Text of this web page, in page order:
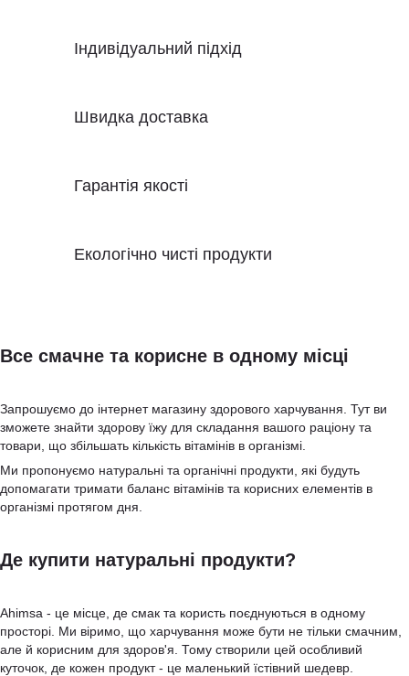
Індивідуальний підхід
Швидка доставка
Гарантія якості
Екологічно чисті продукти
Все смачне та корисне в одному місці
Запрошуємо до інтернет магазину здорового харчування. Тут ви
зможете знайти здорову їжу для складання вашого раціону та
товари, що збільшать кількість вітамінів в організмі.
Ми пропонуємо натуральні та органічні продукти, які будуть
допомагати тримати баланс вітамінів та корисних елементів в
організмі протягом дня.
Де купити натуральні продукти?
Ahimsa - це місце, де смак та користь поєднуються в одному
просторі. Ми віримо, що харчування може бути не тільки смачним,
але й корисним для здоров'я. Тому створили цей особливий
куточок, де кожен продукт - це маленький їстівний шедевр.